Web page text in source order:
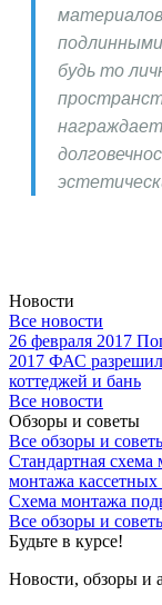
будь то
Новости
Все новости
26 февраля 2017
2017 ФАС разрешил
коттеджей и бань
Все новости
Обзоры и советы
Все обзоры и
Стандартная
монтажа
Схема монтажа
Все обзоры и
Будьте в курсе!
Новости, обзоры и